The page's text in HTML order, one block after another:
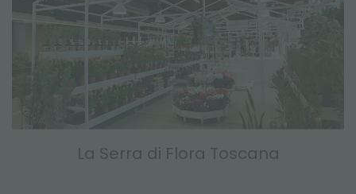
La Serra di Flora Toscana